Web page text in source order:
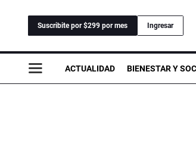
Suscribite por $299 por mes Ingresar
ACTUALIDAD BIENESTAR Y